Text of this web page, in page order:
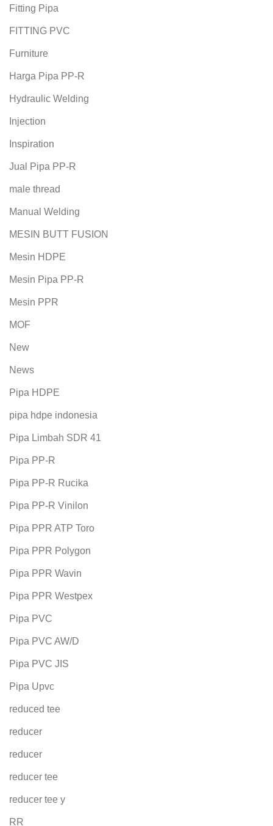
Fitting Pipa
FITTING PVC
Furniture
Harga Pipa PP-R
Hydraulic Welding
Injection
Inspiration
Jual Pipa PP-R
male thread
Manual Welding
MESIN BUTT FUSION
Mesin HDPE
Mesin Pipa PP-R
Mesin PPR
MOF
New
News
Pipa HDPE
pipa hdpe indonesia
Pipa Limbah SDR 41
Pipa PP-R
Pipa PP-R Rucika
Pipa PP-R Vinilon
Pipa PPR ATP Toro
Pipa PPR Polygon
Pipa PPR Wavin
Pipa PPR Westpex
Pipa PVC
Pipa PVC AW/D
Pipa PVC JIS
Pipa Upvc
reduced tee
reducer
reducer
reducer tee
reducer tee y
RR